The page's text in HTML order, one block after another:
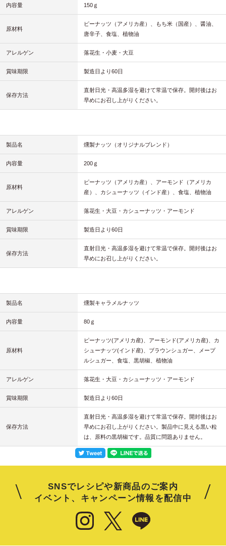
内容量 150ｇ
原材料
ピーナッツ（アメリカ産）、もち米（国産）、醤油、
唐辛子、食塩、植物油
アレルゲン 落花生・小麦・大豆
賞味期限 製造日より60日
保存方法
直射日光・高温多湿を避けて常温で保存。開封後はお
早めにお召し上がりください。
製品名 燻製ナッツ（オリジナルブレンド）
内容量 200ｇ
原材料
ピーナッツ（アメリカ産）、アーモンド（アメリカ
産）、カシューナッツ（インド産）、食塩、植物油
アレルゲン 落花生・大豆・カシューナッツ・アーモンド
賞味期限 製造日より60日
保存方法
直射日光・高温多湿を避けて常温で保存。開封後はお
早めにお召し上がりください。
製品名 燻製キャラメルナッツ
内容量 80ｇ
原材料
ピーナッツ(アメリカ産)、アーモンド(アメリカ産)、カ
シューナッツ(インド産)、ブラウンシュガー、メープ
ルシュガー、食塩、黒胡椒、植物油
アレルゲン 落花生・大豆・カシューナッツ・アーモンド
賞味期限 製造日より60日
保存方法
直射日光・高温多湿を避けて常温で保存。開封後はお
早めにお召し上がりください。製品中に見える黒い粒
は、原料の黒胡椒です。品質に問題ありません。
SNSでレシピや新商品のご案内
イベント、キャンペーン情報を配信中